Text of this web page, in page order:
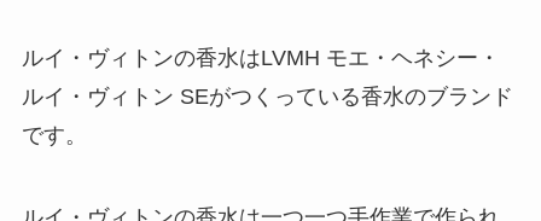
理由は？3つの理由と
口コミ・評判を紹
人気の理由と安く買
ルイ・ヴィトンの香水はLVMH モエ・ヘネシー・
ルイ・ヴィトン SEがつくっている香水のブランド
です。